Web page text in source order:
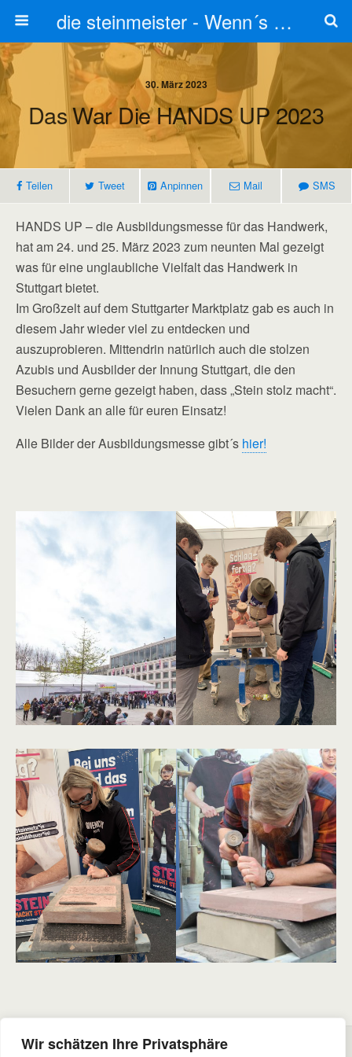
Wir schätzen Ihre Privatsphäre
die steinmeister - Wenn´s um Stein geht stets zum Steinmetz
30. März 2023
Das War Die HANDS UP 2023
Teilen Tweet Anpinnen Mail SMS
HANDS UP – die Ausbildungsmesse für das Handwerk,
hat am 24. und 25. März 2023 zum neunten Mal gezeigt
was für eine unglaubliche Vielfalt das Handwerk in
Stuttgart bietet.
Im Großzelt auf dem Stuttgarter Marktplatz gab es auch in
diesem Jahr wieder viel zu entdecken und
auszuprobieren. Mittendrin natürlich auch die stolzen
Azubis und Ausbilder der Innung Stuttgart, die den
Besuchern gerne gezeigt haben, dass „Stein stolz macht“.
Vielen Dank an alle für euren Einsatz!
Alle Bilder der Ausbildungsmesse gibt´s hier!
Vorheriger Beitrag